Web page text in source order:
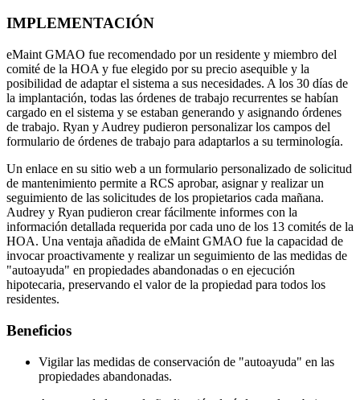
Mantenimiento Predictivo
Instalaciones
Corporativo, educación, bienes raíces de uso mixto
IMPLEMENTACIÓN
eMaint GMAO fue recomendado por un residente y miembro del
comité de la HOA y fue elegido por su precio asequible y la
posibilidad de adaptar el sistema a sus necesidades. A los 30 días de
la implantación, todas las órdenes de trabajo recurrentes se habían
cargado en el sistema y se estaban generando y asignando órdenes
de trabajo. Ryan y Audrey pudieron personalizar los campos del
formulario de órdenes de trabajo para adaptarlos a su terminología.
Un enlace en su sitio web a un formulario personalizado de solicitud
de mantenimiento permite a RCS aprobar, asignar y realizar un
seguimiento de las solicitudes de los propietarios cada mañana.
Audrey y Ryan pudieron crear fácilmente informes con la
información detallada requerida por cada uno de los 13 comités de la
HOA. Una ventaja añadida de eMaint GMAO fue la capacidad de
invocar proactivamente y realizar un seguimiento de las medidas de
"autoayuda" en propiedades abandonadas o en ejecución
hipotecaria, preservando el valor de la propiedad para todos los
residentes.
Beneficios
Vigilar las medidas de conservación de "autoayuda" en las
propiedades abandonadas.